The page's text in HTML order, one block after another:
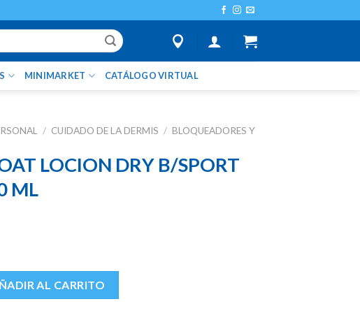
MINIMARKET CATÁLOGO VIRTUAL
/ CUIDADO DE LA DERMIS / BLOQUEADORES Y
LOCION DRY B/SPORT
ML
DRY B/SPORT SPF50+ X 60 ML cantidad
AL CARRITO